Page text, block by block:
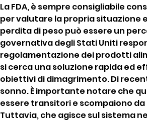
La FDA, è sempre consigliabile
per valutare la propria situazione
perdita di peso può essere un
governativa degli Stati Uniti
regolamentazione dei prodotti
si cerca una soluzione rapida ed
obiettivi di dimagrimento. Di
sonno. È importante notare che
essere transitori e scompaiono da
Tuttavia, che agisce sul sistema